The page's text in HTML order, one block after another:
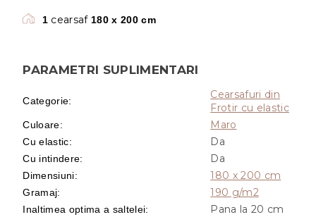
1cearsaf 180 x 200 cm
PARAMETRI SUPLIMENTARI
Categorie:
Cearsafuri din
Frotir cu elastic
Culoare: Maro
Cu elastic: Da
Cu intindere: Da
Dimensiuni: 180 x 200 cm
Gramaj: 190 g/m2
Inaltimea optima a saltelei: Pana la 20 cm